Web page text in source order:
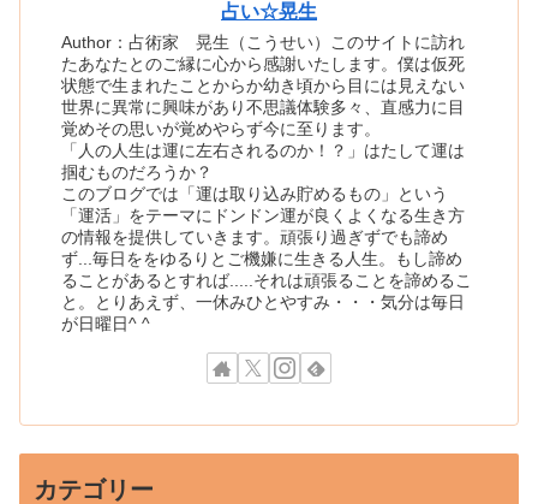
占い☆晃生
Author：占術家 晃生（こうせい）このサイトに訪れ
たあなたとのご縁に心から感謝いたします。僕は仮死
状態で生まれたことからか幼き頃から目には見えない
世界に異常に興味があり不思議体験多々、直感力に目
覚めその思いが覚めやらず今に至ります。
「人の人生は運に左右されるのか！？」はたして運は
掴むものだろうか？
このブログでは「運は取り込み貯めるもの」という
「運活」をテーマにドンドン運が良くよくなる生き方
の情報を提供していきます。頑張り過ぎずでも諦め
ず...毎日ををゆるりとご機嫌に生きる人生。もし諦め
ることがあるとすれば.....それは頑張ることを諦めるこ
と。とりあえず、一休みひとやすみ・・・気分は毎日
が日曜日^ ^
カテゴリー